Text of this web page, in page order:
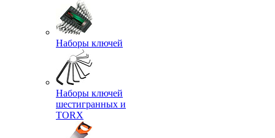
Наборы ключей
Наборы ключей
шестигранных и
TORX